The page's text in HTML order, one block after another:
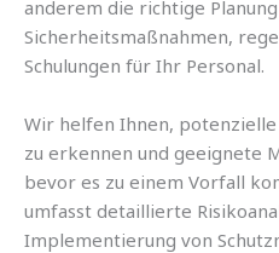
anderem die richtige
Sicherheitsmaßnahmen,
Schulungen für Ihr Personal.
Wir helfen Ihnen,
zu erkennen und geeignete
bevor es zu einem Vorfall
umfasst detaillierte
Implementierung von